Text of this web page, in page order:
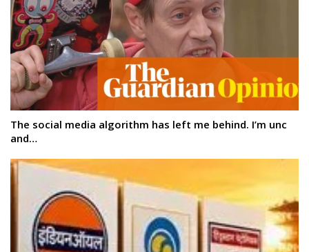
The social media algorithm has left me behind. I’m unc
and…